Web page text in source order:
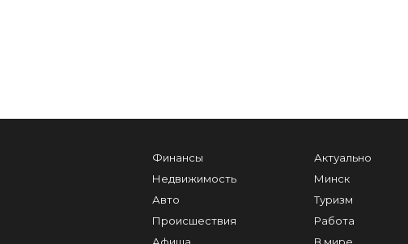
Финансы
Недвижимость
Авто
Происшествия
Актуально
Минск
Туризм
Работа